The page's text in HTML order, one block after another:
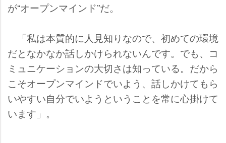
が“オープンマインド”だ。
「私は本質的に人見知りなので、初めての環境
だとなかなか話しかけられないんです。でも、コ
ミュニケーションの大切さは知っている。だから
こそオープンマインドでいよう、話しかけてもら
いやすい自分でいようということを常に心掛けて
います」。